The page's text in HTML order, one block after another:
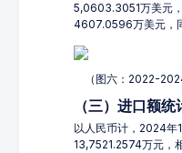
5,0603.3051万美元
4607.0596万美元，
（图六：2022-
（三）进口额统
以人民币计，2024年
13,7521.2574万元，